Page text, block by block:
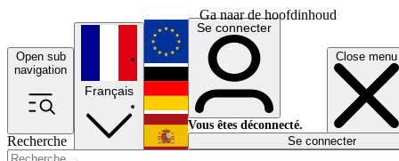
Ga naar de hoofdinhoud
Open sub
navigation
Close menu
Recherche
Français
English
Deutsch
Español
Se connecter
Vous êtes déconnecté.
Se connecter